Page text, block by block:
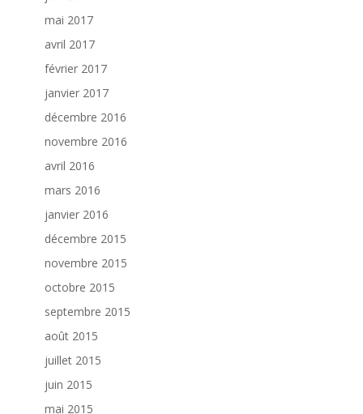
mai 2017
avril 2017
février 2017
janvier 2017
décembre 2016
novembre 2016
avril 2016
mars 2016
janvier 2016
décembre 2015
novembre 2015
octobre 2015
septembre 2015
août 2015
juillet 2015
juin 2015
mai 2015